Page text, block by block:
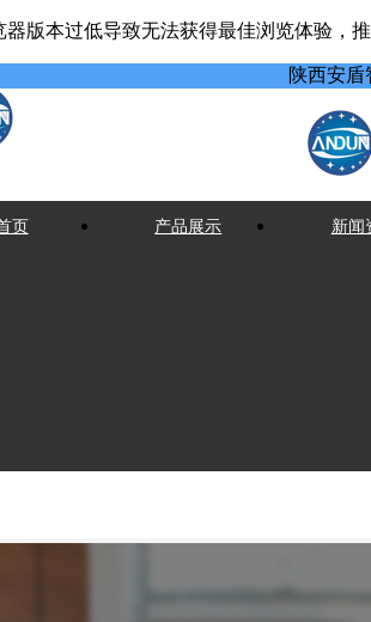
版本过低导致无法获得最佳浏览体验，
陕西安盾
页 产品展示 新闻